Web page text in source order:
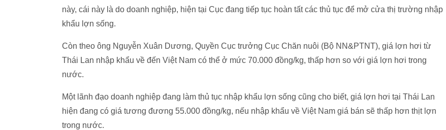
này, cái này là do doanh nghiệp, hiện tại Cục đang tiếp tục hoàn tất các thủ tục để mở cửa thị trường nhập
khẩu lợn sống.
Còn theo ông Nguyễn Xuân Dương, Quyền Cục trưởng Cục Chăn nuôi (Bộ NN&PTNT), giá lợn hơi từ
Thái Lan nhập khẩu về đến Việt Nam có thể ở mức 70.000 đồng/kg, thấp hơn so với giá lợn hơi trong
nước.
Một lãnh đạo doanh nghiệp đang làm thủ tục nhập khẩu lợn sống cũng cho biết, giá lợn hơi tại Thái Lan
hiện đang có giá tương đương 55.000 đồng/kg, nếu nhập khẩu về Việt Nam giá bán sẽ thấp hơn thịt lợn
trong nước.